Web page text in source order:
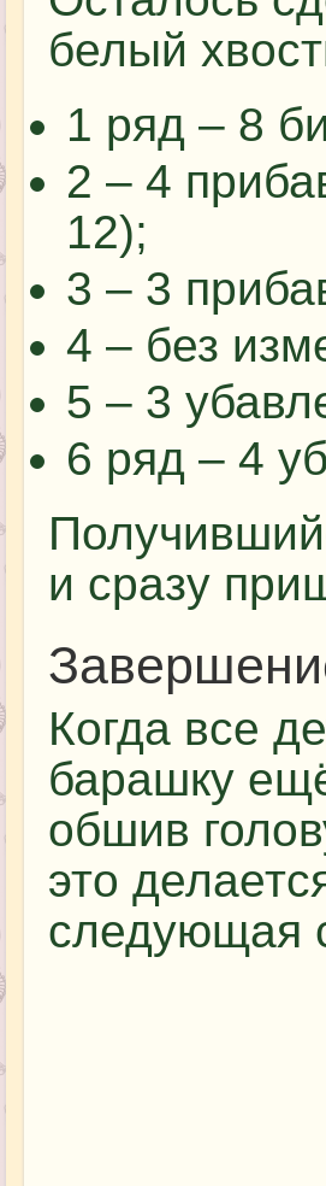
белый
1 ряд – 8
2 – 4
12);
3 – 3
4 – без
5 – 3
6 ряд – 4
и сразу
Когда все
барашку
обшив
это
следующая